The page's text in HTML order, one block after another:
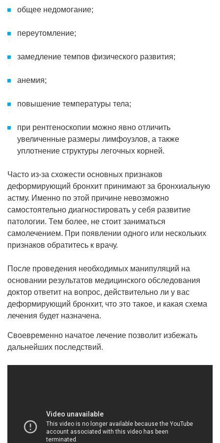
общее недомогание;
переутомление;
замедление темпов физического развития;
анемия;
повышение температуры тела;
при рентгеноскопии можно явно отличить
увеличенные размеры лимфоузлов, а также
уплотнение структуры легочных корней.
Часто из-за схожести основных признаков
деформирующий бронхит принимают за бронхиальную
астму. Именно по этой причине невозможно
самостоятельно диагностировать у себя развитие
патологии. Тем более, не стоит заниматься
самолечением. При появлении одного или нескольких
признаков обратитесь к врачу.
После проведения необходимых манипуляций на
основании результатов медицинского обследования
доктор ответит на вопрос, действительно ли у вас
деформирующий бронхит, что это такое, и какая схема
лечения будет назначена.
Своевременно начатое лечение позволит избежать
дальнейших последствий.